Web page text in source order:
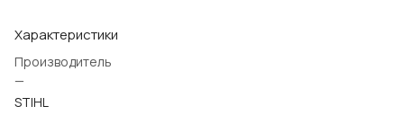
Характеристики
Производитель
—
STIHL